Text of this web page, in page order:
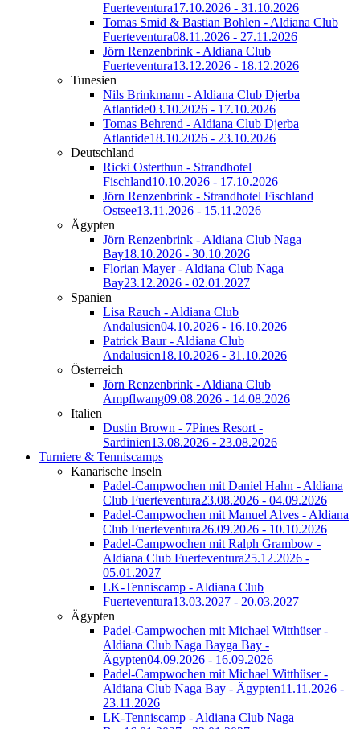
Fuerteventura17.10.2026 - 31.10.2026
Tomas Smid & Bastian Bohlen - Aldiana Club
Fuerteventura08.11.2026 - 27.11.2026
Jörn Renzenbrink - Aldiana Club
Fuerteventura13.12.2026 - 18.12.2026
Tunesien
Nils Brinkmann - Aldiana Club Djerba
Atlantide03.10.2026 - 17.10.2026
Tomas Behrend - Aldiana Club Djerba
Atlantide18.10.2026 - 23.10.2026
Deutschland
Ricki Osterthun - Strandhotel
Fischland10.10.2026 - 17.10.2026
Jörn Renzenbrink - Strandhotel Fischland
Ostsee13.11.2026 - 15.11.2026
Ägypten
Jörn Renzenbrink - Aldiana Club Naga
Bay18.10.2026 - 30.10.2026
Florian Mayer - Aldiana Club Naga
Bay23.12.2026 - 02.01.2027
Spanien
Lisa Rauch - Aldiana Club
Andalusien04.10.2026 - 16.10.2026
Patrick Baur - Aldiana Club
Andalusien18.10.2026 - 31.10.2026
Österreich
Jörn Renzenbrink - Aldiana Club
Ampflwang09.08.2026 - 14.08.2026
Italien
Dustin Brown - 7Pines Resort -
Sardinien13.08.2026 - 23.08.2026
Turniere & Tenniscamps
Kanarische Inseln
Padel-Campwochen mit Daniel Hahn - Aldiana
Club Fuerteventura23.08.2026 - 04.09.2026
Padel-Campwochen mit Manuel Alves - Aldiana
Club Fuerteventura26.09.2026 - 10.10.2026
Padel-Campwochen mit Ralph Grambow -
Aldiana Club Fuerteventura25.12.2026 -
05.01.2027
LK-Tenniscamp - Aldiana Club
Fuerteventura13.03.2027 - 20.03.2027
Ägypten
Padel-Campwochen mit Michael Witthüser -
Aldiana Club Naga Bayga Bay -
Ägypten04.09.2026 - 16.09.2026
Padel-Campwochen mit Michael Witthüser -
Aldiana Club Naga Bay - Ägypten11.11.2026 -
23.11.2026
LK-Tenniscamp - Aldiana Club Naga